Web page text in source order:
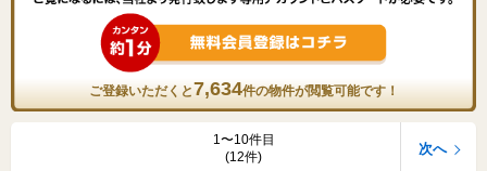
ご登録いただくと7,634件の物件が閲覧可能です！
1〜10件目
(12件)
次へ